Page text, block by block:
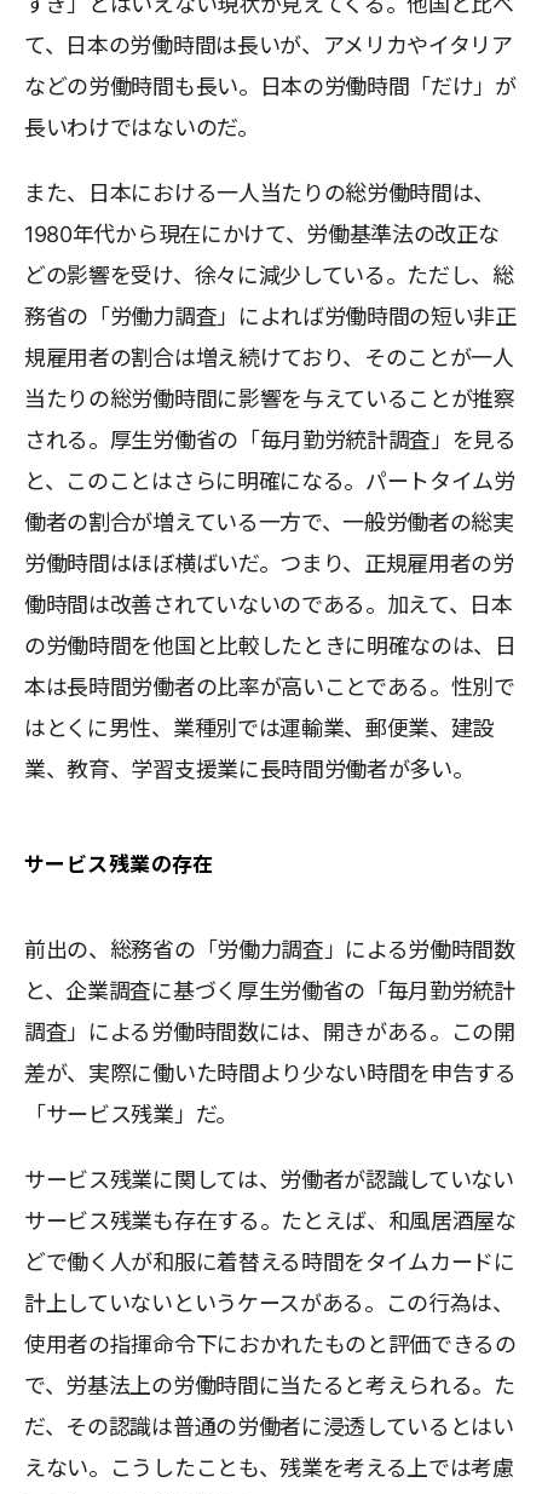
て、日本の労働時間は長いが、アメリカやイタリア
などの労働時間も長い。日本の労働時間「だけ」が
長いわけではないのだ。
また、日本における一人当たりの総労働時間は、
1980年代から現在にかけて、労働基準法の改正な
どの影響を受け、徐々に減少している。ただし、総
務省の「労働力調査」によれば労働時間の短い非正
規雇用者の割合は増え続けており、そのことが一人
当たりの総労働時間に影響を与えていることが推察
される。厚生労働省の「毎月勤労統計調査」を見る
と、このことはさらに明確になる。パートタイム労
働者の割合が増えている一方で、一般労働者の総実
労働時間はほぼ横ばいだ。つまり、正規雇用者の労
働時間は改善されていないのである。加えて、日本
の労働時間を他国と比較したときに明確なのは、日
本は長時間労働者の比率が高いことである。性別で
はとくに男性、業種別では運輸業、郵便業、建設
業、教育、学習支援業に長時間労働者が多い。
サービス残業の存在
前出の、総務省の「労働力調査」による労働時間数
と、企業調査に基づく厚生労働省の「毎月勤労統計
調査」による労働時間数には、開きがある。この開
差が、実際に働いた時間より少ない時間を申告する
「サービス残業」だ。
サービス残業に関しては、労働者が認識していない
サービス残業も存在する。たとえば、和風居酒屋な
どで働く人が和服に着替える時間をタイムカードに
計上していないというケースがある。この行為は、
使用者の指揮命令下におかれたものと評価できるの
で、労基法上の労働時間に当たると考えられる。た
だ、その認識は普通の労働者に浸透しているとはい
えない。こうしたことも、残業を考える上では考慮